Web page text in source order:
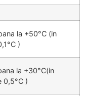
la +50°C (in
)
la +30°C(in
0,5°C )